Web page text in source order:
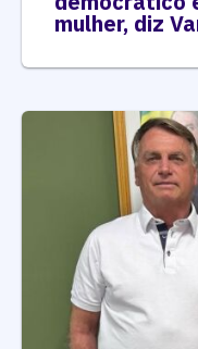
mulher, diz